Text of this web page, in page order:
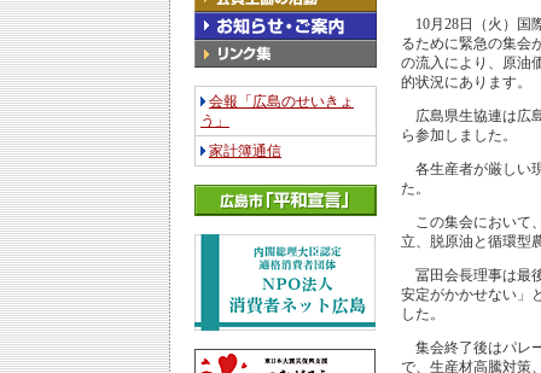
会報「広島のせいきょ
う」
家計簿通信
10月28日（火）国
るために緊急の集会
の流入により、原油
的状況にあります。
広島県生協連は広
ら参加しました。
各生産者が厳しい
た。
この集会において
立、脱原油と循環型
冨田会長理事は最
安定がかかせない」
した。
集会終了後はパレ
で、生産材高騰対策